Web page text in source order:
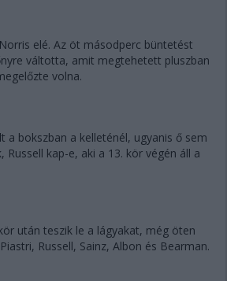
elé. Az öt másodperc büntetést
váltotta, amit megtehetett pluszban
volna.
a bokszban a kelleténél, ugyanis ő sem
Russell kap-e, aki a 13. kör végén áll a
után teszik le a lágyakat, még öten
Russell, Sainz, Albon és Bearman.